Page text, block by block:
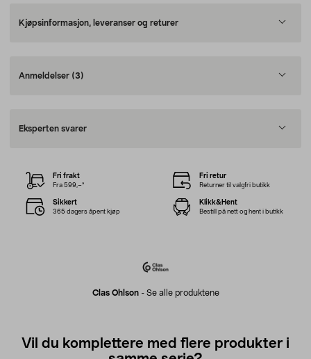
Kjøpsinformasjon, leveranser og returer
Anmeldelser (3)
Eksperten svarer
Clas Ohlson- Se alle produktene
Fri frakt
Fra 599,–*
Fri retur
Returner til valgfri butikk
Sikkert
365 dagers åpent kjøp
Klikk&Hent
Bestill på nett og hent i butikk
Vil du komplettere med flere produkter i